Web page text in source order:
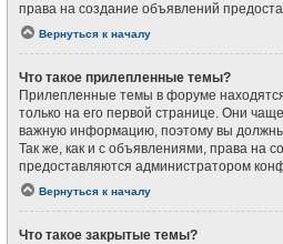
права на создание объявлений
Вернуться к началу
Что такое прилепленные темы?
Прилепленные темы в форуме
только на его первой странице. Они
важную информацию, поэтому вы
Так же, как и с объявлениями, права на
предоставляются администратором
Вернуться к началу
Что такое закрытые темы?